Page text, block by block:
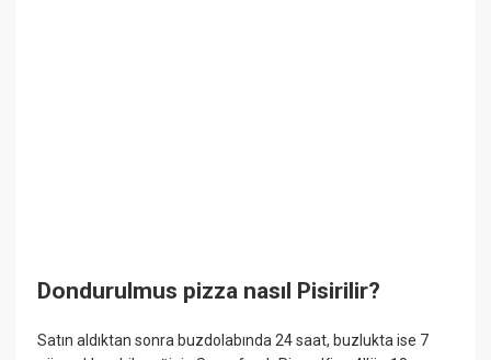
Dondurulmus pizza nasıl Pisirilir?
Satın aldıktan sonra buzdolabında 24 saat, buzlukta ise 7